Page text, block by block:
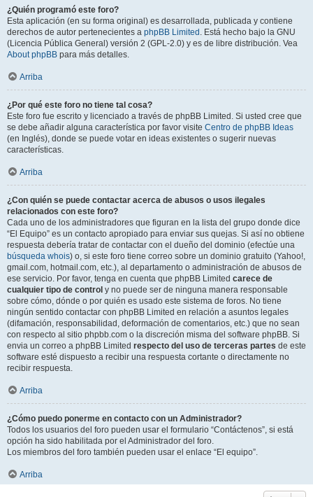
¿Quién programó este foro?
Esta aplicación (en su forma original) es desarrollada, publicada y contiene
derechos de autor pertenecientes a phpBB Limited . Está hecho bajo la GNU
(Licencia Pública General) versión 2 (GPL-2.0) y es de libre distribución. Vea
About phpBB para más detalles.
Arriba
¿Por qué este foro no tiene tal cosa?
Este foro fue escrito y licenciado a través de phpBB Limited. Si usted cree que
se debe añadir alguna característica por favor visite Centro de phpBB Ideas
(en Inglés), donde se puede votar en ideas existentes o sugerir nuevas
características.
Arriba
¿Con quién se puede contactar acerca de abusos o usos ilegales
relacionados con este foro?
Cada uno de los administradores que figuran en la lista del grupo donde dice
“El Equipo” es un contacto apropiado para enviar sus quejas. Si así no obtiene
respuesta debería tratar de contactar con el dueño del dominio (efectúe una
búsqueda whois) o, si este foro tiene correo sobre un dominio gratuito (Yahoo!,
gmail.com, hotmail.com, etc.), al departamento o administración de abusos de
ese servicio. Por favor, tenga en cuenta que phpBB Limited carece de
cualquier tipo de control y no puede ser de ninguna manera responsable
sobre cómo, dónde o por quién es usado este sistema de foros. No tiene
ningún sentido contactar con phpBB Limited en relación a asuntos legales
(difamación, responsabilidad, deformación de comentarios, etc.) que no sean
con respecto al sitio phpbb.com o la discreción misma del software phpBB. Si
envia un correo a phpBB Limited respecto del uso de terceras partes de este
software esté dispuesto a recibir una respuesta cortante o directamente no
recibir respuesta.
Arriba
¿Cómo puedo ponerme en contacto con un Administrador?
Todos los usuarios del foro pueden usar el formulario “Contáctenos”, si está
opción ha sido habilitada por el Administrador del foro.
Los miembros del foro también pueden usar el enlace “El equipo”.
Arriba